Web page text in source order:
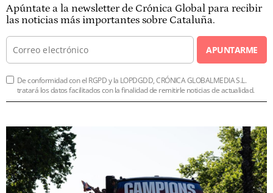
Apúntate a la newsletter de Crónica Global para recibir
las noticias más importantes sobre Cataluña.
APUNTARME
De conformidad con el RGPD y la LOPDGDD, CRÓNICA GLOBALMEDIA S.L.
tratará los datos facilitados con la finalidad de remitirle noticias de actualidad.